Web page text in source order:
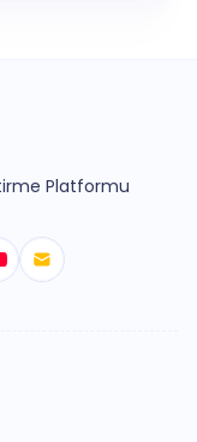
Platformu